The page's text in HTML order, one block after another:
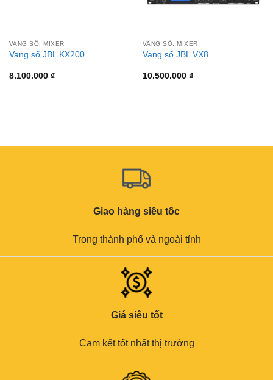
VANG SỐ, MIXER
Vang số JBL KX200
8.100.000 ₫
VANG SỐ, MIXER
Vang số JBL VX8
10.500.000 ₫
Giao hàng siêu tốc
Trong thành phố và ngoài tỉnh
Giá siêu tốt
Cam kết tốt nhất thị trường